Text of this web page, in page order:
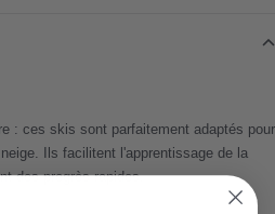
: ces skis sont parfaitement adaptés pour
Ils facilitent l'apprentissage de la
des progrès rapides.